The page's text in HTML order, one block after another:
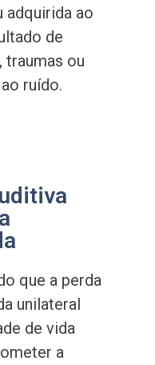
adquirida ao
de
ou
ruído.
que a perda
unilateral
de vida
a